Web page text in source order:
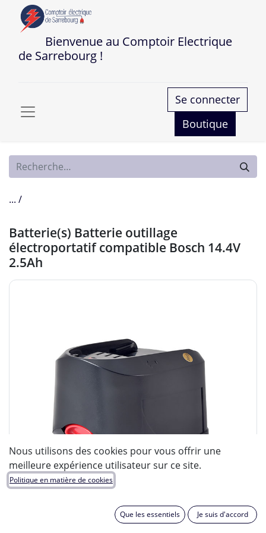
Bienvenue au Comptoir Electrique
de Sarrebourg !
Se connecter
Boutique
... /
Batterie(s) Batterie outillage
électroportatif compatible Bosch 14.4V
2.5Ah
Nous utilisons des cookies pour vous offrir une
meilleure expérience utilisateur sur ce site.
Politique en matière de cookies
Que les essentiels Je suis d'accord